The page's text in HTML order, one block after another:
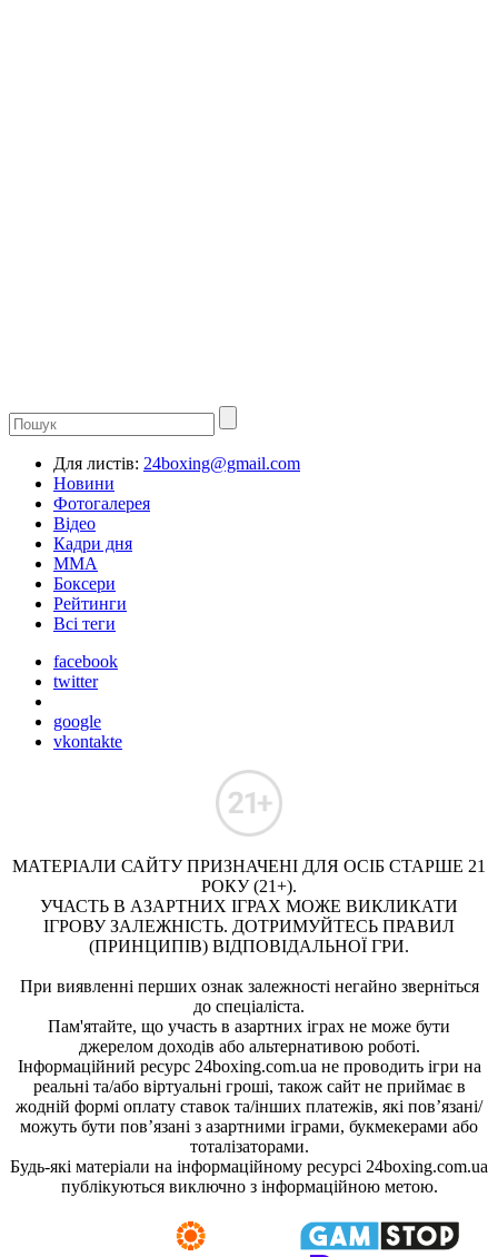
Для листів: 24boxing@gmail.com
Новини
Фотогалерея
Відео
Кадри дня
ММА
Боксери
Рейтинги
Всі теги
facebook
twitter
google
vkontakte
МАТЕРІАЛИ САЙТУ ПРИЗНАЧЕНІ ДЛЯ ОСІБ СТАРШЕ 21
РОКУ (21+).
УЧАСТЬ В АЗАРТНИХ ІГРАХ МОЖЕ ВИКЛИКАТИ
ІГРОВУ ЗАЛЕЖНІСТЬ. ДОТРИМУЙТЕСЬ ПРАВИЛ
(ПРИНЦИПІВ) ВІДПОВІДАЛЬНОЇ ГРИ.
При виявленні перших ознак залежності негайно зверніться
до спеціаліста.
Пам'ятайте, що участь в азартних іграх не може бути
джерелом доходів або альтернативою роботі.
Інформаційний ресурс 24boxing.com.ua не проводить ігри на
реальні та/або віртуальні гроші, також сайт не приймає в
жодній формі оплату ставок та/інших платежів, які пов’язані/
можуть бути пов’язані з азартними іграми, букмекерами або
тоталізаторами.
Будь-які матеріали на інформаційному ресурсі 24boxing.com.ua
публікуються виключно з інформаційною метою.